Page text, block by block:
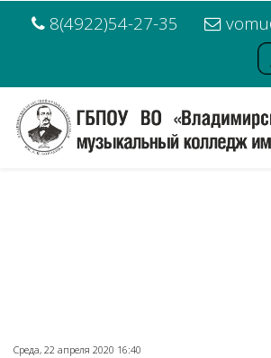
8(4922)54-27-35
Среда, 22 апреля 2020 16:40